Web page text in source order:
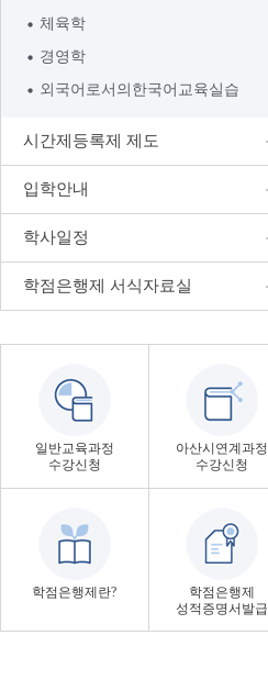
체육학
경영학
외국어로서의한국어교육실습
시간제등록제 제도
입학안내
학사일정
학점은행제 서식자료실
일반교육과정
수강신청
아산시연계과정
수강신청
학점은행제란?
학점은행제
성적증명서발급